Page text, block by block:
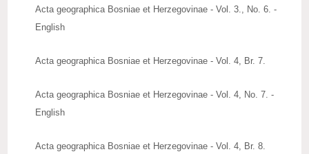
Acta geographica Bosniae et Herzegovinae - Vol. 3., No. 6. -
English
Acta geographica Bosniae et Herzegovinae - Vol. 4, Br. 7.
Acta geographica Bosniae et Herzegovinae - Vol. 4, No. 7. -
English
Acta geographica Bosniae et Herzegovinae - Vol. 4, Br. 8.